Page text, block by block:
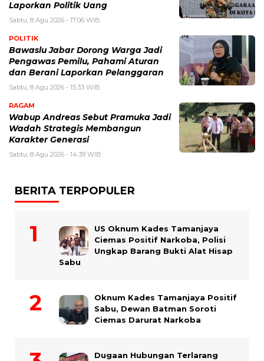
Laporkan Politik Uang
Sabtu, 8 Agu 2026 - 17:06 WIB
POLITIK
Bawaslu Jabar Dorong Warga Jadi
Pengawas Pemilu, Pahami Aturan
dan Berani Laporkan Pelanggaran
Sabtu, 8 Agu 2026 - 15:33 WIB
RAGAM
Wabup Andreas Sebut Pramuka Jadi
Wadah Strategis Membangun
Karakter Generasi ‎
Sabtu, 8 Agu 2026 - 14:39 WIB
BERITA TERPOPULER
US Oknum Kades Tamanjaya
Ciemas Positif Narkoba, Polisi
Ungkap Barang Bukti Alat Hisap
Sabu
Oknum Kades Tamanjaya Positif
Sabu, Dewan Batman Soroti
Ciemas Darurat Narkoba
Dugaan Hubungan Terlarang